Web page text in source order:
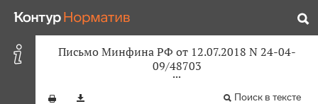
Письмо Минфина РФ от 12.07.2018 N 24-04-
09/48703
Поиск в тексте